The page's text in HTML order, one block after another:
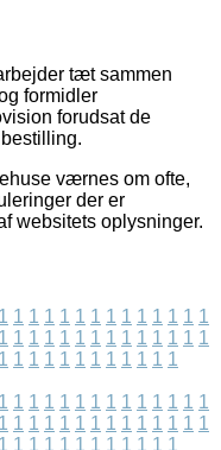
tæt sammen
formidler
forudsat de
værnes om ofte,
der er
websitets oplysninger.
1 1 1 1 1 1 1 1 1 1 1 1 1 1
1 1 1 1 1 1 1 1 1 1 1 1 1 1
1 1 1 1 1 1 1 1 1 1 1 1
1 1 1 1 1 1 1 1 1 1 1 1 1 1
1 1 1 1 1 1 1 1 1 1 1 1 1 1
1 1 1 1 1 1 1 1 1 1 1 1